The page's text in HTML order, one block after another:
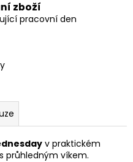
zboží
pracovní den
v praktickém
průhledným víkem.